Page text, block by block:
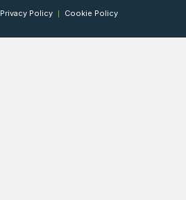
Privacy Policy Cookie Policy